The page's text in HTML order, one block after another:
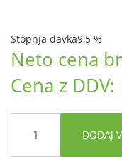
Stopnja davka9,5 %
Neto cena
Cena z DDV:
DODAJ